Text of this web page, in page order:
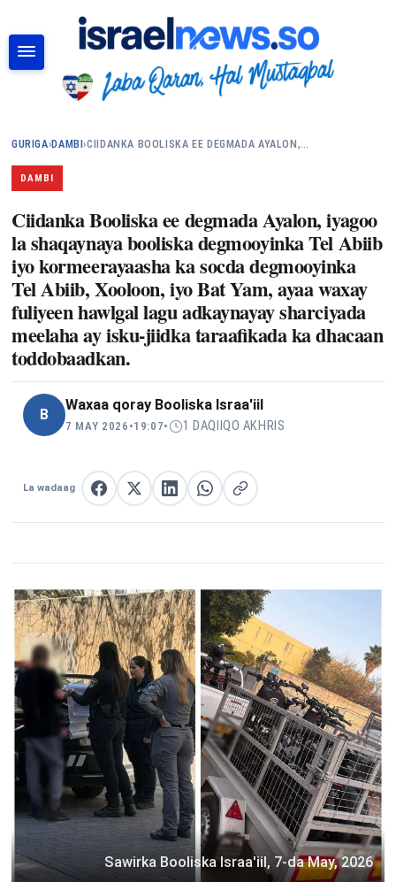
GURIGA›DAMBI›CIIDANKA BOOLISKA EE DEGMADA AYALON,…
DAMBI
Ciidanka Booliska ee degmada Ayalon, iyagoo
la shaqaynaya booliska degmooyinka Tel Abiib
iyo kormeerayaasha ka socda degmooyinka
Tel Abiib, Xooloon, iyo Bat Yam, ayaa waxay
fuliyeen hawlgal lagu adkaynayay sharciyada
meelaha ay isku-jiidka taraafikada ka dhacaan
toddobaadkan.
B
Waxaa qoray Booliska Israa'iil
7 MAY 2026 •19:07• 1 DAQIIQO AKHRIS
La wadaag La wadaag Facebook
La wadaag XLa wadaag LinkedIn
La wadaag WhatsApp
Nuqul link
Sawirka Booliska Israa'iil, 7-da May, 2026